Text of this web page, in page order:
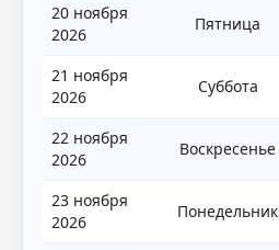
20 ноября
2026
Пятница
21 ноября
2026
Суббота
22 ноября
2026
Воскресенье
23 ноября
2026
Понедельник